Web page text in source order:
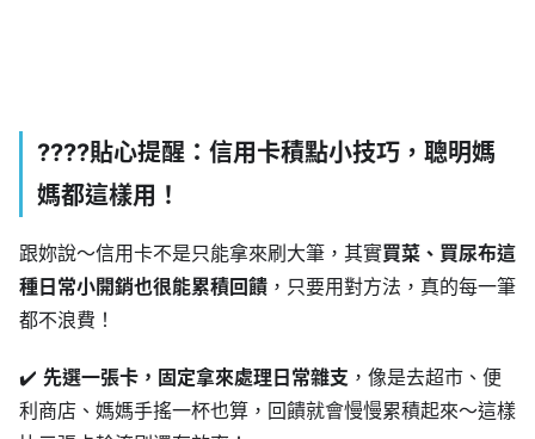
????貼心提醒：信用卡積點小技巧，聰明媽
媽都這樣用！
跟妳說～信用卡不是只能拿來刷大筆，其實買菜、買尿布這
種日常小開銷也很能累積回饋 ，只要用對方法，真的每一筆
都不浪費！
✔️ 先選一張卡，固定拿來處理日常雜支 ，像是去超市、便
利商店、媽媽手搖一杯也算，回饋就會慢慢累積起來～這樣